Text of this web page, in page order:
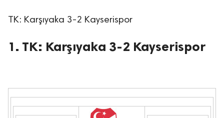
TK: Karşıyaka 3-2 Kayserispor
1. TK: Karşıyaka 3-2 Kayserispor